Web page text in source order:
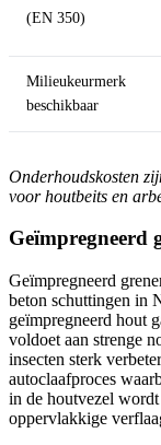
(EN 350)
Milieukeurmerk
beschikbaar
Onderhoudskosten
voor houtbeits en
Geïmpregneerd
Geïmpregneerd
beton schuttingen in
geïmpregneerd hout
voldoet aan strenge
insecten sterk
autoclaafproces
in de houtvezel
oppervlakkige